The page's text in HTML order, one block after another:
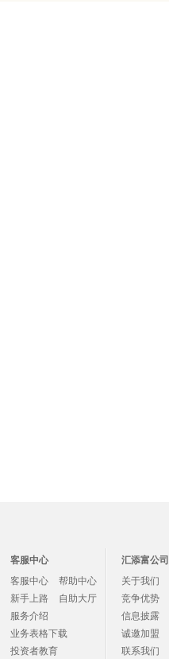
客服中心
客服中心
帮助中心
新手上路
自助大厅
服务介绍
业务表格下载
投资者教育
汇添富公司
关于我们
竞争优势
信息披露
诚邀加盟
联系我们